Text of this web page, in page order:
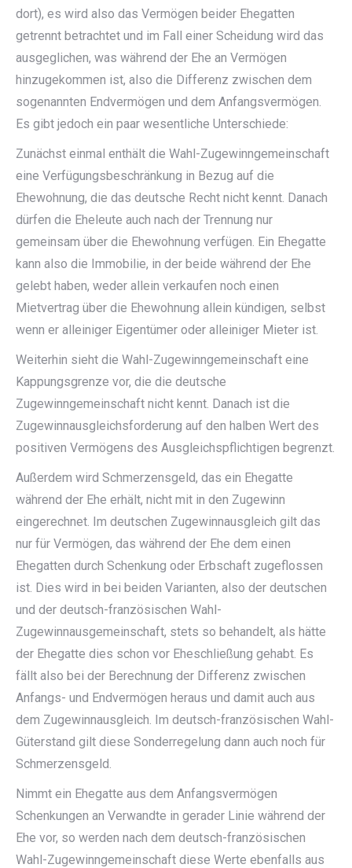
dort), es wird also das Vermögen beider Ehegatten
getrennt betrachtet und im Fall einer Scheidung wird das
ausgeglichen, was während der Ehe an Vermögen
hinzugekommen ist, also die Differenz zwischen dem
sogenannten Endvermögen und dem Anfangsvermögen.
Es gibt jedoch ein paar wesentliche Unterschiede:
Zunächst einmal enthält die Wahl-Zugewinngemeinschaft
eine Verfügungsbeschränkung in Bezug auf die
Ehewohnung, die das deutsche Recht nicht kennt. Danach
dürfen die Eheleute auch nach der Trennung nur
gemeinsam über die Ehewohnung verfügen. Ein Ehegatte
kann also die Immobilie, in der beide während der Ehe
gelebt haben, weder allein verkaufen noch einen
Mietvertrag über die Ehewohnung allein kündigen, selbst
wenn er alleiniger Eigentümer oder alleiniger Mieter ist.
Weiterhin sieht die Wahl-Zugewinngemeinschaft eine
Kappungsgrenze vor, die die deutsche
Zugewinngemeinschaft nicht kennt. Danach ist die
Zugewinnausgleichsforderung auf den halben Wert des
positiven Vermögens des Ausgleichspflichtigen begrenzt.
Außerdem wird Schmerzensgeld, das ein Ehegatte
während der Ehe erhält, nicht mit in den Zugewinn
eingerechnet. Im deutschen Zugewinnausgleich gilt das
nur für Vermögen, das während der Ehe dem einen
Ehegatten durch Schenkung oder Erbschaft zugeflossen
ist. Dies wird in bei beiden Varianten, also der deutschen
und der deutsch-französischen Wahl-
Zugewinnausgemeinschaft, stets so behandelt, als hätte
der Ehegatte dies schon vor Eheschließung gehabt. Es
fällt also bei der Berechnung der Differenz zwischen
Anfangs- und Endvermögen heraus und damit auch aus
dem Zugewinnausgleich. Im deutsch-französischen Wahl-
Güterstand gilt diese Sonderregelung dann auch noch für
Schmerzensgeld.
Nimmt ein Ehegatte aus dem Anfangsvermögen
Schenkungen an Verwandte in gerader Linie während der
Ehe vor, so werden nach dem deutsch-französischen
Wahl-Zugewinngemeinschaft diese Werte ebenfalls aus